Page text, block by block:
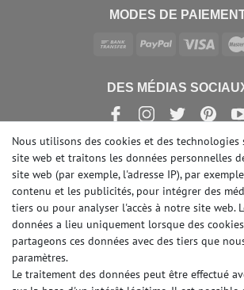
MODES DE
DES MÉDIAS
© Copyright 2026 | e-Delux GmbH
Nous utilisons des cookies et des
site web et traitons les données personnelles
site web (par exemple, l'adresse IP), par
contenu et les publicités, pour intégrer des
tiers ou pour analyser l'accès à notre site web.
données a lieu uniquement lorsque des
partageons ces données avec des tiers que
paramètres.
Le traitement des données peut être effectué